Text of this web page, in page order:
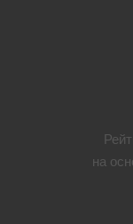
на